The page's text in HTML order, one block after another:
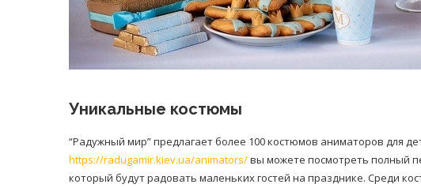
Уникальные костюмы
“Радужный мир” предлагает более 100 костюмов аниматоров для
https://radugamir.kiev.ua/animators/вы можете посмотреть полный
который будут радовать маленьких гостей на празднике. Среди